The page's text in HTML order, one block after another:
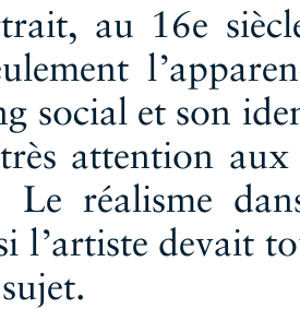
au 16e
social et son
attention
Le réalisme
l’artiste devait